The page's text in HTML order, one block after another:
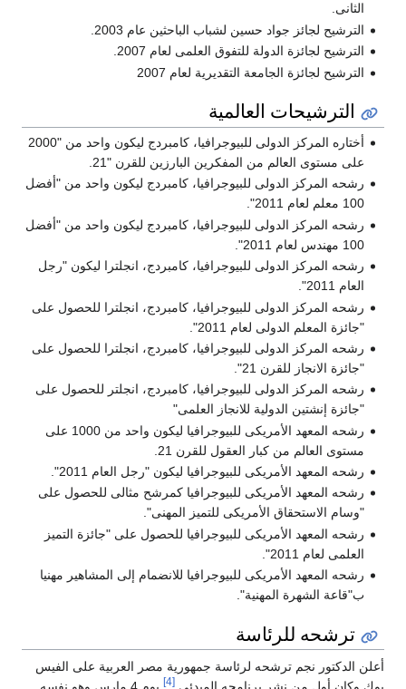
الثانى.
الترشيح لجائز جواد حسين لشباب الباحثين عام 2003.
الترشيح لجائزة الدولة للتفوق العلمى لعام 2007.
الترشيح لجائزة الجامعة التقديرية لعام 2007
الترشيحات العالمية
أختاره المركز الدولى للبيوجرافيا، كامبردج ليكون واحد من "2000
على مستوى العالم من المفكرين البارزين للقرن "21.
رشحه المركز الدولى للبيوجرافيا، كامبردج ليكون واحد من "أفضل
100 معلم لعام 2011".
رشحه المركز الدولى للبيوجرافيا، كامبردج ليكون واحد من "أفضل
100 مهندس لعام 2011".
رشحه المركز الدولى للبيوجرافيا، كامبردج، انجلترا ليكون "رجل
العام 2011".
رشحه المركز الدولى للبيوجرافيا، كامبردج، انجلترا للحصول على
"جائزة المعلم الدولى لعام 2011".
رشحه المركز الدولى للبيوجرافيا، كامبردج، انجلترا للحصول على
"جائزة الانجاز للقرن 21".
رشحه المركز الدولى للبيوجرافيا، كامبردج، انجلتر للحصول على
"جائزة إنشتين الدولية للانجاز العلمى"
رشحه المعهد الأمريكى للبيوجرافيا ليكون واحد من 1000 على
مستوى العالم من كبار العقول للقرن 21.
رشحه المعهد الأمريكى للبيوجرافيا ليكون "رجل العام 2011".
رشحه المعهد الأمريكى للبيوجرافيا كمرشح مثالى للحصول على
"وسام الاستحقاق الأمريكى للتميز المهنى".
رشحه المعهد الأمريكى للبيوجرافيا للحصول على "جائزة التميز
العلمى لعام 2011".
رشحه المعهد الأمريكى للبيوجرافيا للانضمام إلى المشاهير مهنيا
ب"قاعة الشهرة المهنية".
ترشحه للرئاسة
أعلن الدكتور نجم ترشحه لرئاسة جمهورية مصر العربية على الفيس
[4]